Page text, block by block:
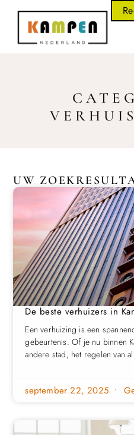
UW
De beste verhuizers in
Een verhuizing is een
gebeurtenis. Of je nu binnen
andere stad, het regelen van
september 22, 2025